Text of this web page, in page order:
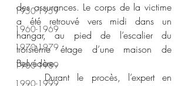
1950-1959
1960-1969
1970-1979
1980-1989
1990-1999
des assurances. Le corps de la victime
a été retrouvé vers midi dans un
hangar, au pied de l’escalier du
troisième étage d’une maison de
Belvédère.
	Durant le procès, l’expert en